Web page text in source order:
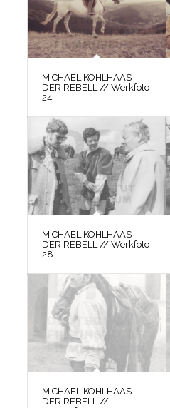
MICHAEL KOHLHAAS –
DER REBELL // Werkfoto
24
MICHAEL KOHLHAAS –
DER REBELL // Werkfoto
28
MICHAEL KOHLHAAS –
DER REBELL //